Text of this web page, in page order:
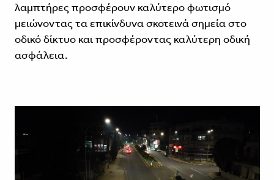
λαμπτήρες προσφέρουν καλύτερο φωτισμό
μειώνοντας τα επικίνδυνα σκοτεινά σημεία στο
οδικό δίκτυο και προσφέροντας καλύτερη οδική
ασφάλεια.